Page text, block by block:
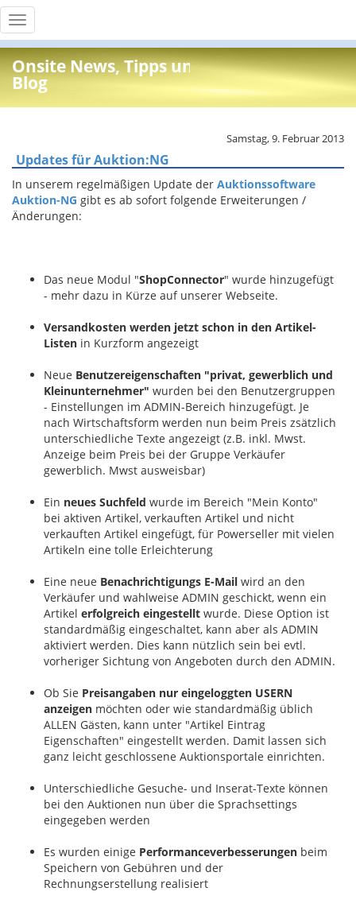
Toggle
navigation
Onsite News, Tipps und Info
Blog
Samstag, 9. Februar 2013
Updates für Auktion:NG
In unserem regelmäßigen Update der Auktionssoftware
Auktion-NG gibt es ab sofort folgende Erweiterungen /
Änderungen:
Das neue Modul "ShopConnector" wurde hinzugefügt
- mehr dazu in Kürze auf unserer Webseite.
Versandkosten werden jetzt schon in den Artikel-
Listen in Kurzform angezeigt
Neue Benutzereigenschaften "privat, gewerblich und
Kleinunternehmer" wurden bei den Benutzergruppen
- Einstellungen im ADMIN-Bereich hinzugefügt. Je
nach Wirtschaftsform werden nun beim Preis zsätzlich
unterschiedliche Texte angezeigt (z.B. inkl. Mwst.
Anzeige beim Preis bei der Gruppe Verkäufer
gewerblich. Mwst ausweisbar)
Ein neues Suchfeld wurde im Bereich "Mein Konto"
bei aktiven Artikel, verkauften Artikel und nicht
verkauften Artikel eingefügt, für Powerseller mit vielen
Artikeln eine tolle Erleichterung
Eine neue Benachrichtigungs E-Mail wird an den
Verkäufer und wahlweise ADMIN geschickt, wenn ein
Artikel erfolgreich eingestellt wurde. Diese Option ist
standardmäßig eingeschaltet, kann aber als ADMIN
aktiviert werden. Dies kann nützlich sein bei evtl.
vorheriger Sichtung von Angeboten durch den ADMIN.
Ob Sie Preisangaben nur eingeloggten USERN
anzeigen möchten oder wie standardmäßig üblich
ALLEN Gästen, kann unter "Artikel Eintrag
Eigenschaften" eingestellt werden. Damit lassen sich
ganz leicht geschlossene Auktionsportale einrichten.
Unterschiedliche Gesuche- und Inserat-Texte können
bei den Auktionen nun über die Sprachsettings
eingegeben werden
Es wurden einige Performanceverbesserungen beim
Speichern von Gebühren und der
Rechnungserstellung realisiert